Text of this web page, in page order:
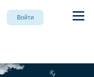
Войти